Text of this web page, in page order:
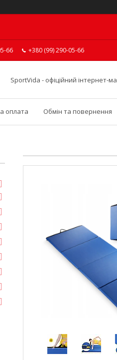
66 +380 (99) 290-05-66
SportVida - офіційний інтернет-
оплата Обмін та повернення